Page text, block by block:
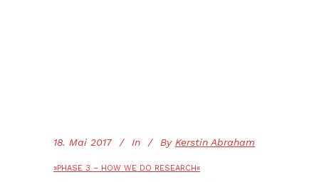
18. Mai 2017 In By Kerstin Abraham
»PHASE 3 – HOW WE DO RESEARCH«